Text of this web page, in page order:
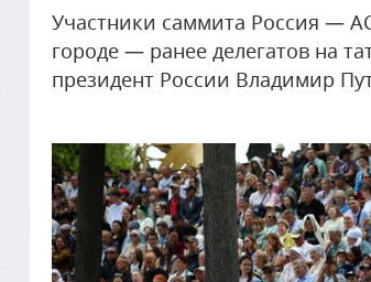
Участники саммита Россия —
городе — ранее делегатов на
президент России Владимир